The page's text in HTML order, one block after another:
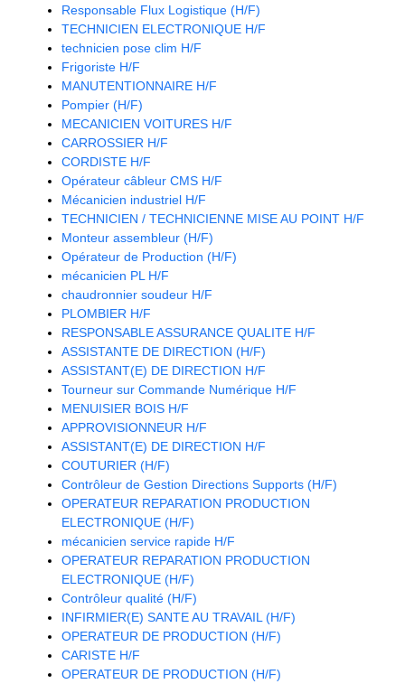
Responsable Flux Logistique (H/F)
TECHNICIEN ELECTRONIQUE H/F
technicien pose clim H/F
Frigoriste H/F
MANUTENTIONNAIRE H/F
Pompier (H/F)
MECANICIEN VOITURES H/F
CARROSSIER H/F
CORDISTE H/F
Opérateur câbleur CMS H/F
Mécanicien industriel H/F
TECHNICIEN / TECHNICIENNE MISE AU POINT H/F
Monteur assembleur (H/F)
Opérateur de Production (H/F)
mécanicien PL H/F
chaudronnier soudeur H/F
PLOMBIER H/F
RESPONSABLE ASSURANCE QUALITE H/F
ASSISTANTE DE DIRECTION (H/F)
ASSISTANT(E) DE DIRECTION H/F
Tourneur sur Commande Numérique H/F
MENUISIER BOIS H/F
APPROVISIONNEUR H/F
ASSISTANT(E) DE DIRECTION H/F
COUTURIER (H/F)
Contrôleur de Gestion Directions Supports (H/F)
OPERATEUR REPARATION PRODUCTION
ELECTRONIQUE (H/F)
mécanicien service rapide H/F
OPERATEUR REPARATION PRODUCTION
ELECTRONIQUE (H/F)
Contrôleur qualité (H/F)
INFIRMIER(E) SANTE AU TRAVAIL (H/F)
OPERATEUR DE PRODUCTION (H/F)
CARISTE H/F
OPERATEUR DE PRODUCTION (H/F)